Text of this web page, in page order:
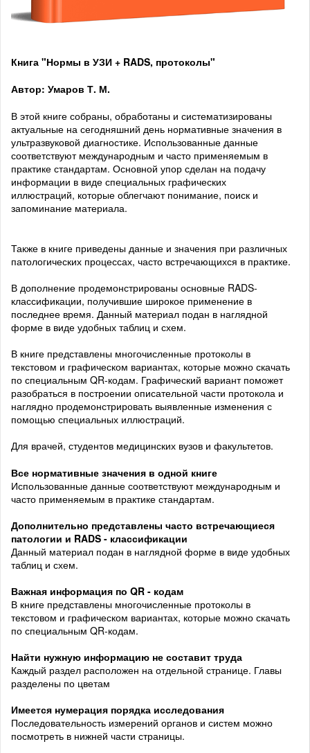
Книга "Нормы в УЗИ + RADS, протоколы"
Автор: Умаров Т. М.
В этой книге собраны, обработаны и систематизированы
актуальные на сегодняшний день нормативные значения в
ультразвуковой диагностике. Использованные данные
соответствуют международным и часто применяемым в
практике стандартам. Основной упор сделан на подачу
информации в виде специальных графических
иллюстраций, которые облегчают понимание, поиск и
запоминание материала.
Также в книге приведены данные и значения при различных
патологических процессах, часто встречающихся в практике.
В дополнение продемонстрированы основные RADS-
классификации, получившие широкое применение в
последнее время. Данный материал подан в наглядной
форме в виде удобных таблиц и схем.
В книге представлены многочисленные протоколы в
текстовом и графическом вариантах, которые можно скачать
по специальным QR-кодам. Графический вариант поможет
разобраться в построении описательной части протокола и
наглядно продемонстрировать выявленные изменения с
помощью специальных иллюстраций.
Для врачей, студентов медицинских вузов и факультетов.
Все нормативные значения в одной книге
Использованные данные соответствуют международным и
часто применяемым в практике стандартам.
Дополнительно представлены часто встречающиеся
патологии и RADS - классификации
Данный материал подан в наглядной форме в виде удобных
таблиц и схем.
Важная информация по QR - кодам
В книге представлены многочисленные протоколы в
текстовом и графическом вариантах, которые можно скачать
по специальным QR-кодам.
Найти нужную информацию не составит труда
Каждый раздел расположен на отдельной странице. Главы
разделены по цветам
Имеется нумерация порядка исследования
Последовательность измерений органов и систем можно
посмотреть в нижней части страницы.